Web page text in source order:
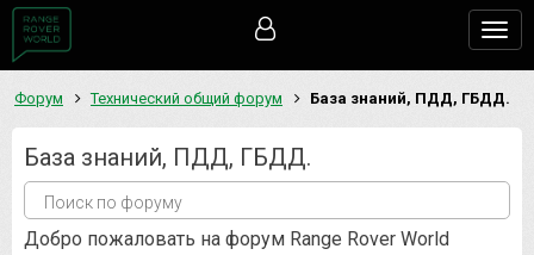
Форум Технический общий форум База знаний, ПДД, ГБДД.
База знаний, ПДД, ГБДД.
Добро пожаловать на форум Range Rover World